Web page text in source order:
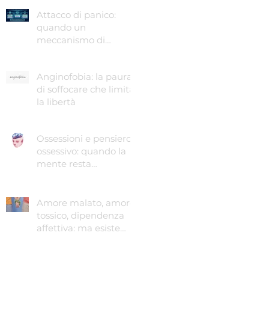
Attacco di panico:
quando un
meccanismo di
Anginofobia: la paura
di soffocare che limita
la libertà
Ossessioni e pensiero
ossessivo: quando la
mente resta
Amore malato, amore
tossico, dipendenza
affettiva: ma esiste